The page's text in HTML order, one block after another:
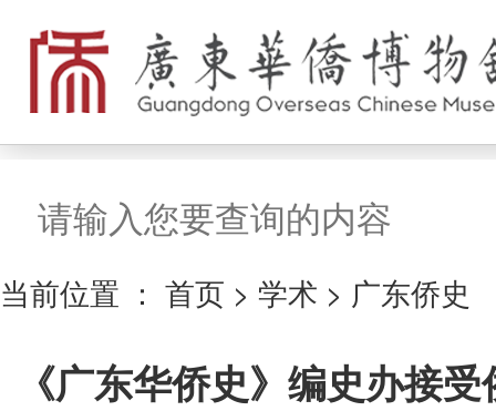
搜索
当前位置 ： 首页 > 学术 > 广东侨史
《广东华侨史》编史办接